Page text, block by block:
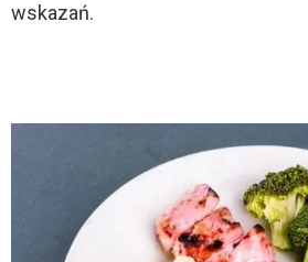
wskazań.